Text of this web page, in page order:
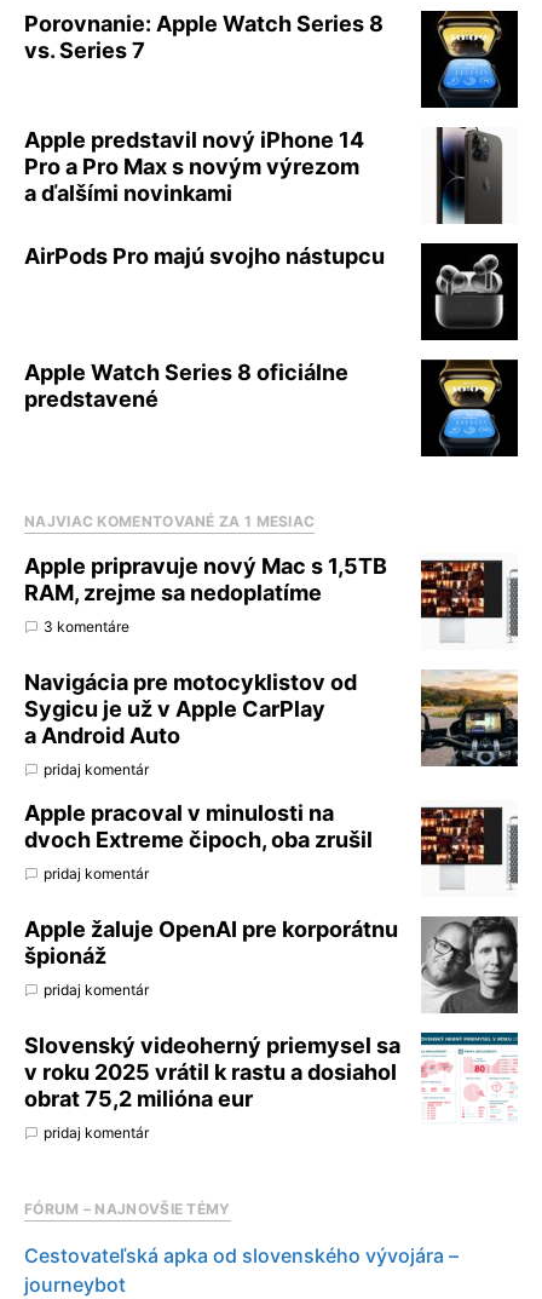
Porovnanie: Apple Watch Series 8
vs. Series 7
Apple predstavil nový iPhone 14
Pro a Pro Max s novým výrezom
a ďalšími novinkami
AirPods Pro majú svojho nástupcu
Apple Watch Series 8 oficiálne
predstavené
NAJVIAC KOMENTOVANÉ ZA 1 MESIAC
Apple pripravuje nový Mac s 1,5TB
RAM, zrejme sa nedoplatíme
3 komentáre
Navigácia pre motocyklistov od
Sygicu je už v Apple CarPlay
a Android Auto
pridaj komentár
Apple pracoval v minulosti na
dvoch Extreme čipoch, oba zrušil
pridaj komentár
Apple žaluje OpenAI pre korporátnu
špionáž
pridaj komentár
Slovenský videoherný priemysel sa
v roku 2025 vrátil k rastu a dosiahol
obrat 75,2 milióna eur
pridaj komentár
FÓRUM – NAJNOVŠIE TÉMY
Cestovateľská apka od slovenského vývojára –
journeybot